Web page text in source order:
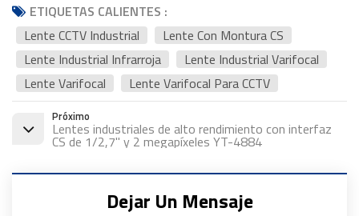
ETIQUETAS CALIENTES :
Lente CCTV Industrial
Lente Con Montura CS
Lente Industrial Infrarroja
Lente Industrial Varifocal
Lente Varifocal
Lente Varifocal Para CCTV
Próximo
Lentes industriales de alto rendimiento con interfaz
CS de 1/2,7" y 2 megapíxeles YT-4884
Dejar Un Mensaje